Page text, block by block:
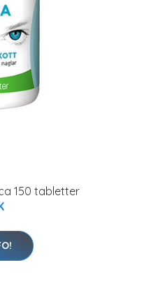
150 tabletter